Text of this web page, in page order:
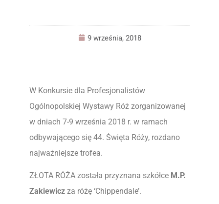
9 września, 2018
W Konkursie dla Profesjonalistów
Ogólnopolskiej Wystawy Róż zorganizowanej
w dniach 7-9 września 2018 r. w ramach
odbywającego się 44. Święta Róży, rozdano
najważniejsze trofea.
ZŁOTA RÓŻA została przyznana szkółce M.P.
Zakiewicz za różę ‘Chippendale’.